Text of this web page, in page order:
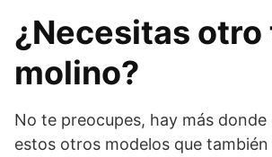
¿Necesitas otro
molino?
No te preocupes, hay más donde
estos otros modelos que